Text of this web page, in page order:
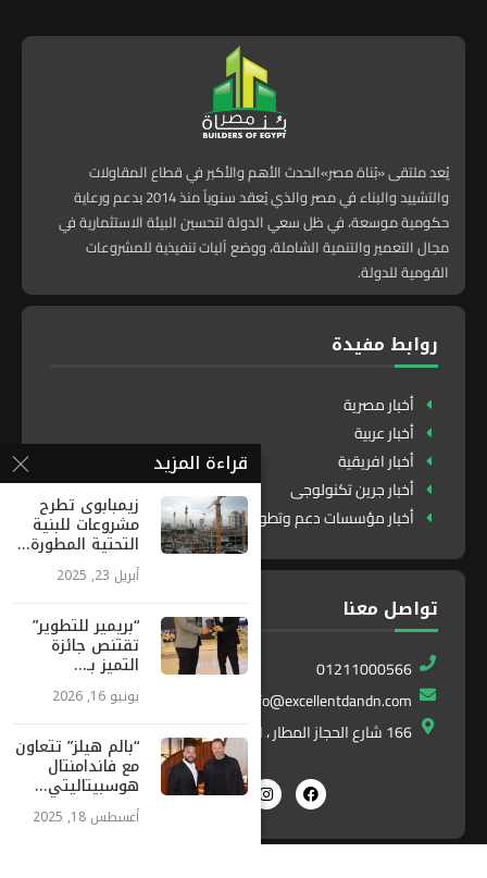
يُعد ملتقى «بُناة مصر»الحدث الأهم والأكبر في قطاع المقاولات
والتشييد والبناء في مصر والذي يُعقد سنوياً منذ 2014 بدعم ورعاية
حكومية موسعة، في ظل سعي الدولة لتحسين البيئة الاستثمارية في
مجال التعمير والتنمية الشاملة، ووضع آليات تنفيذية للمشروعات
القومية للدولة.
روابط مفيدة
أخبار مصرية
أخبار عربية
أخبار افريقية
أخبار جرين تكنولوجى
أخبار مؤسسات دعم وتطوير
تواصل معنا
01211000566
info@excellentdandn.com
166 شارع الحجاز المطار ، النزهة ، القاهرة ، مصر
قراءة المزيد
زيمبابوى تطرح
مشروعات للبنية
التحتية المطورة...
أبريل 23, 2025
“بريمير للتطوير”
تقتنص جائزة
التميز بـ...
يونيو 16, 2026
“بالم هيلز” تتعاون
مع فاندامنتال
هوسبيتاليتي...
أغسطس 18, 2025